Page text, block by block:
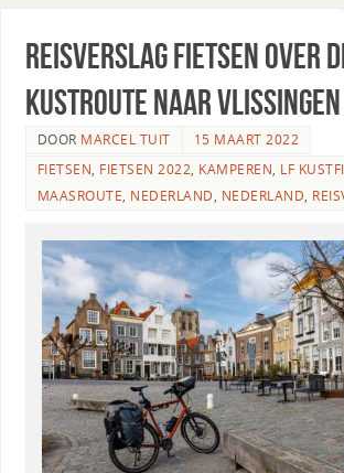
Reisverslag fietsen over
Kustroute naar Vlissingen
DOOR MARCEL TUIT
15 MAART 2022
FIETSEN, FIETSEN 2022, KAMPEREN, LF
MAASROUTE, NEDERLAND, NEDERLAND,